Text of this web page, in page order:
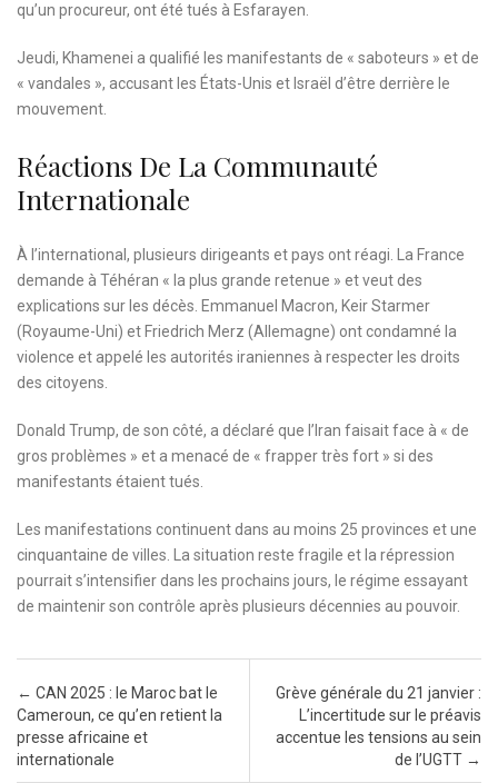
qu’un procureur, ont été tués à Esfarayen.
Jeudi, Khamenei a qualifié les manifestants de « saboteurs » et de
« vandales », accusant les États-Unis et Israël d’être derrière le
mouvement.
Réactions De La Communauté
Internationale
À l’international, plusieurs dirigeants et pays ont réagi. La France
demande à Téhéran « la plus grande retenue » et veut des
explications sur les décès. Emmanuel Macron, Keir Starmer
(Royaume-Uni) et Friedrich Merz (Allemagne) ont condamné la
violence et appelé les autorités iraniennes à respecter les droits
des citoyens.
Donald Trump, de son côté, a déclaré que l’Iran faisait face à « de
gros problèmes » et a menacé de « frapper très fort » si des
manifestants étaient tués.
Les manifestations continuent dans au moins 25 provinces et une
cinquantaine de villes. La situation reste fragile et la répression
pourrait s’intensifier dans les prochains jours, le régime essayant
de maintenir son contrôle après plusieurs décennies au pouvoir.
Post navigation
← CAN 2025 : le Maroc bat le
Cameroun, ce qu’en retient la
presse africaine et
internationale
Grève générale du 21 janvier :
L’incertitude sur le préavis
accentue les tensions au sein
de l’UGTT →